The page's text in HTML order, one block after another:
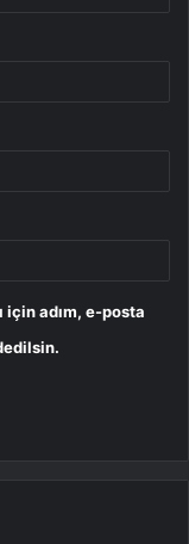
için adım, e-posta